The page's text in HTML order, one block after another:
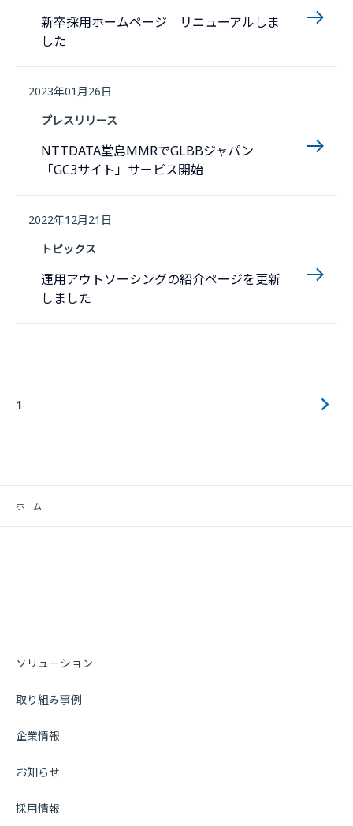
新卒採用ホームページ リニューアルしま
した
2023年01月26日
プレスリリース
NTTDATA堂島MMRでGLBBジャパン
「GC3サイト」サービス開始
2022年12月21日
トピックス
運用アウトソーシングの紹介ページを更新
しました
1
ホーム
ソリューション
取り組み事例
企業情報
お知らせ
採用情報